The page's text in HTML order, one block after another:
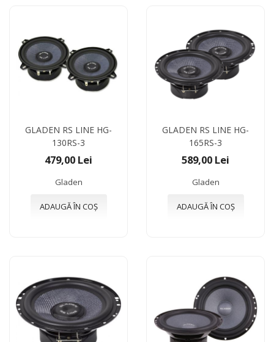
GLADEN RS LINE HG-
130RS-3
479,00 Lei
Gladen
ADAUGĂ ÎN COȘ
GLADEN RS LINE HG-
165RS-3
589,00 Lei
Gladen
ADAUGĂ ÎN COȘ